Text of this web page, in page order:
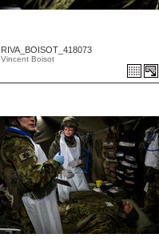
RIVA_BOISOT_418073
Vincent Boisot